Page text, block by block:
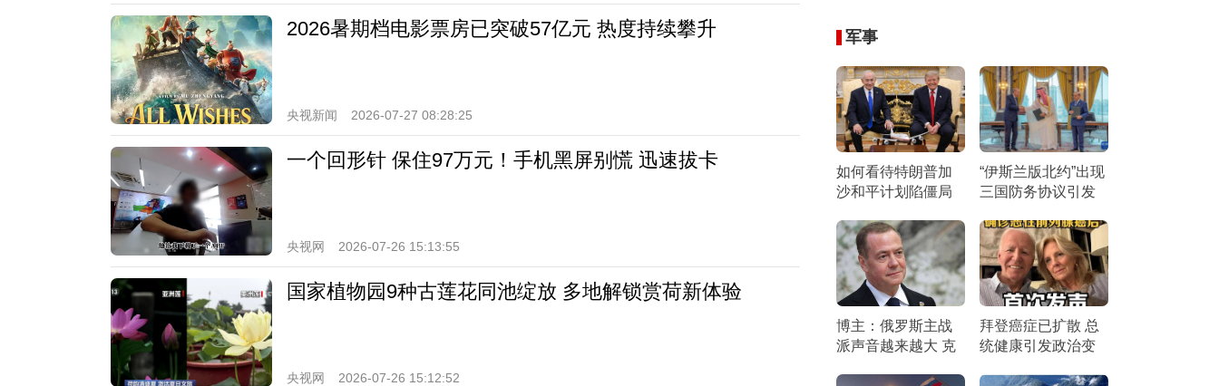
2026暑期档电影票房已突破57亿元 热度持续攀升
央视新闻 2026-07-27 08:28:25
一个回形针 保住97万元！手机黑屏别慌 迅速拔卡
央视网 2026-07-26 15:13:55
国家植物园9种古莲花同池绽放 多地解锁赏荷新体验
央视网 2026-07-26 15:12:52
军事
如何看待特朗普加
沙和平计划陷僵局
“伊斯兰版北约”出现
三国防务协议引发
博主：俄罗斯主战
派声音越来越大 克
拜登癌症已扩散 总
统健康引发政治变